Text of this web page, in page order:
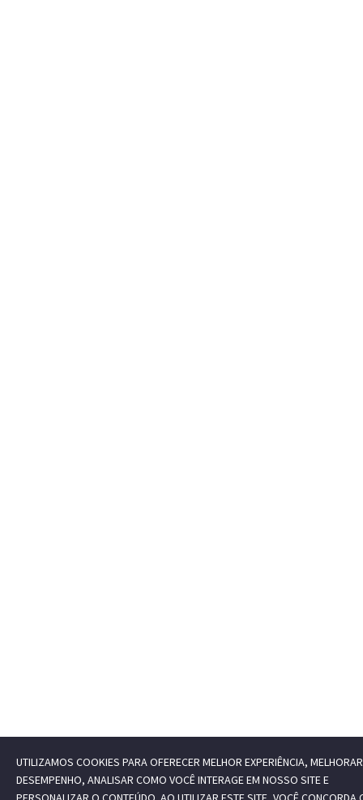
UTILIZAMOS COOKIES PARA OFERECER MELHOR EXPERIÊNCIA,
DESEMPENHO, ANALISAR COMO VOCÊ INTERAGE EM NOSSO SITE E